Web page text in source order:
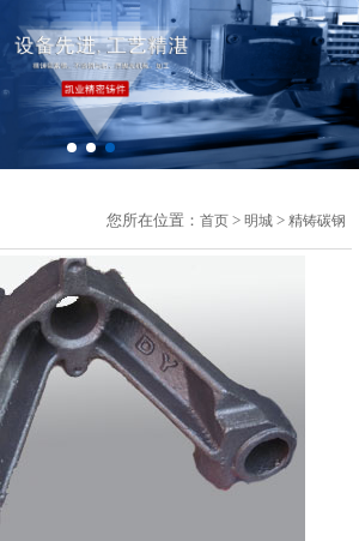
您所在位置：首页 >明城 >精铸碳钢